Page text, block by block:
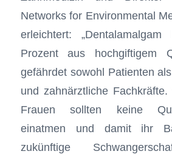
Networks for Environmental
erleichtert:
Prozent aus hochgiftigem
gefährdet sowohl Patienten
und zahnärztliche
Frauen sollten keine
einatmen und damit ihr
zukünftige